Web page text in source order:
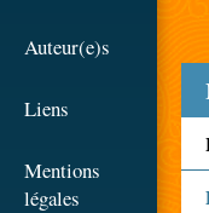
Auteur(e)s
Liens
Mentions
légales